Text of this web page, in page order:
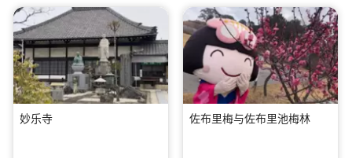
妙乐寺 佐布里梅与佐布里池梅林